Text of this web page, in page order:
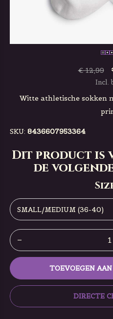
€ 12,99
Incl.
Witte athletische sokken
SKU: 8436607953364
Dit product is
de
TOEVOEGEN
DIRECTE